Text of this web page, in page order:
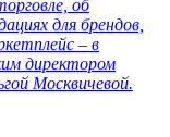
об
для брендов,
– в
директором
Москвичевой.